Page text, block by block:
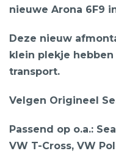
nieuwe Arona 6F9
Deze nieuw
klein plekje
transport.
Velgen Origineel
Passend op o.a.:
VW T-Cross, VW